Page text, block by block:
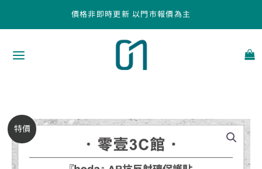
價格非即時更新 以門市報價為主
特價
原
始
目
前
【hoda】
AR
抗